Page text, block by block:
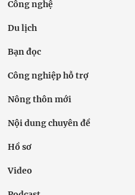
Công nghệ
Du lịch
Bạn đọc
Công nghiệp hỗ trợ
Nông thôn mới
Nội dung chuyên đề
Hồ sơ
Video